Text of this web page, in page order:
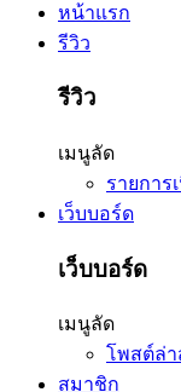
หน้าแรก
รีวิว
รีวิว
เมนูลัด
รายการ
เว็บบอร์ด
เว็บบอร์ด
เมนูลัด
โพสต์ล่า
สมาชิก